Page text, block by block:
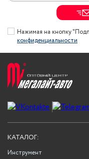
Нажимая на кнопку
конфиденциальности
КАТАЛОГ:
Инструмент